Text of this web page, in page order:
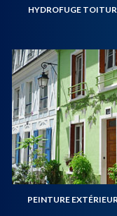
HYDROFUGE
PEINTURE